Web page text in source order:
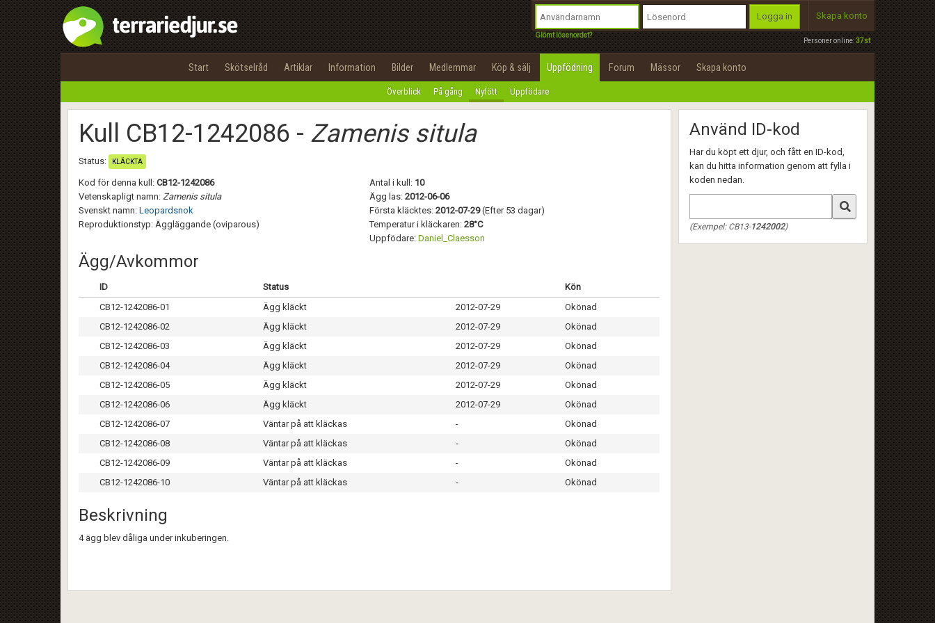
Personer online:37st
Logga in
Glömt lösenordet?
Skapa konto
Start Skötselråd Artiklar Information Bilder Medlemmar Köp & sälj Uppfödning Forum Mässor Skapa konto
Överblick På gång Nyfött Uppfödare
Kull CB12-1242086 - Zamenis situla
Status: KLÄCKTA
Kod för denna kull: CB12-1242086
Vetenskapligt namn: Zamenis situla
Svenskt namn: Leopardsnok
Reproduktionstyp: Äggläggande (oviparous)
Antal i kull: 10
Ägg las: 2012-06-06
Första kläcktes: 2012-07-29(Efter 53 dagar)
Temperatur i kläckaren: 28°C
Uppfödare: Daniel_Claesson
Ägg/Avkommor
ID Status
Kön
CB12-1242086-01
Ägg kläckt 2012-07-29
Okönad
CB12-1242086-02
Ägg kläckt 2012-07-29
Okönad
CB12-1242086-03
Ägg kläckt 2012-07-29
Okönad
CB12-1242086-04
Ägg kläckt 2012-07-29
Okönad
CB12-1242086-05
Ägg kläckt 2012-07-29
Okönad
CB12-1242086-06
Ägg kläckt 2012-07-29
Okönad
CB12-1242086-07
Väntar på att kläckas -
Okönad
CB12-1242086-08
Väntar på att kläckas -
Okönad
CB12-1242086-09
Väntar på att kläckas -
Okönad
CB12-1242086-10
Väntar på att kläckas - Okönad
Beskrivning
4 ägg blev dåliga under inkuberingen.
Använd ID-kod
Har du köpt ett djur, och fått en ID-kod,
kan du hitta information genom att fylla i
koden nedan.
(Exempel: CB13-1242002)
Utför
100%
OK
integritetspolicy
Namn:
Epost:
Lösenord:
Terms of Service
Skapa konto
Begär nytt lösenord
Tillbaka till förstasidan